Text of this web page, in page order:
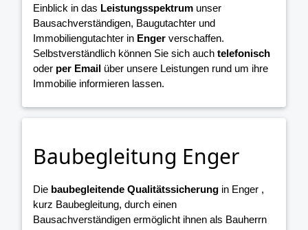
Einblick in das Leistungsspektrum unser
Bausachverständigen, Baugutachter und
Immobiliengutachter in Enger verschaffen.
Selbstverständlich können Sie sich auch telefonisch
oder per Email über unsere Leistungen rund um ihre
Immobilie informieren lassen.
Baubegleitung Enger
Die baubegleitende Qualitätssicherung in Enger ,
kurz Baubegleitung, durch einen
Bausachverständigen ermöglicht ihnen als Bauherrn